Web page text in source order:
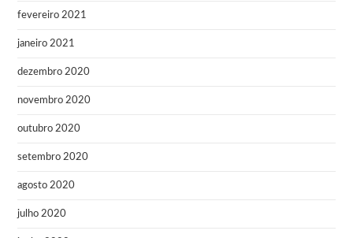
fevereiro 2021
janeiro 2021
dezembro 2020
novembro 2020
outubro 2020
setembro 2020
agosto 2020
julho 2020